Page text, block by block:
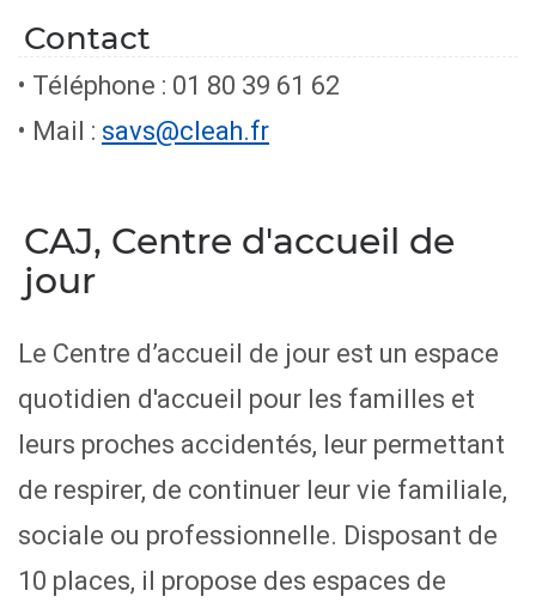
Contact
• Téléphone : 01 80 39 61 62
• Mail : savs@cleah.fr
CAJ, Centre d'accueil de
jour
Le Centre d’accueil de jour est un espace
quotidien d'accueil pour les familles et
leurs proches accidentés, leur permettant
de respirer, de continuer leur vie familiale,
sociale ou professionnelle. Disposant de
10 places, il propose des espaces de